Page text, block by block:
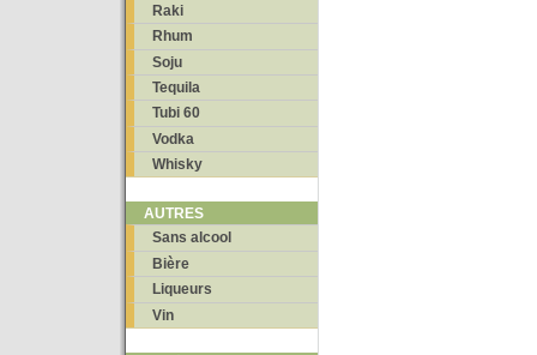
Raki
Rhum
Soju
Tequila
Tubi 60
Vodka
Whisky
AUTRES
Sans alcool
Bière
Liqueurs
Vin